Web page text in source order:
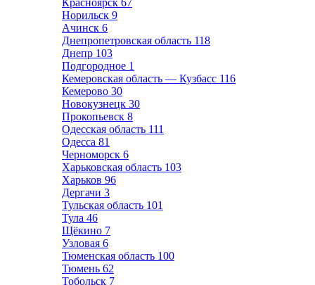
Красноярск 67
Норильск 9
Ачинск 6
Днепропетровская область 118
Днепр 103
Подгородное 1
Кемеровская область — Кузбасс 116
Кемерово 30
Новокузнецк 30
Прокопьевск 8
Одесская область 111
Одесса 81
Черноморск 6
Харьковская область 103
Харьков 96
Дергачи 3
Тульская область 101
Тула 46
Щёкино 7
Узловая 6
Тюменская область 100
Тюмень 62
Тобольск 7